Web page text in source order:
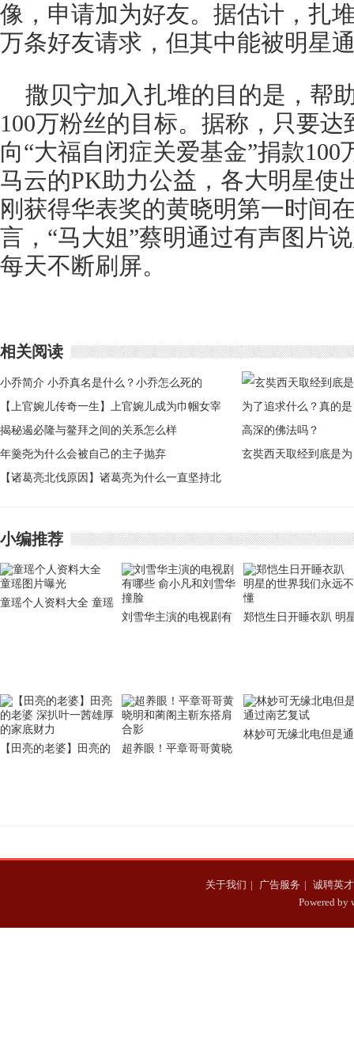
像，申请加为好友。据估计，扎
万条好友请求，但其中能被明星
撒贝宁加入扎堆的目的是，帮
100万粉丝的目标。据称，只要
向“大福自闭症关爱基金”捐款
马云的PK助力公益，各大明星使
刚获得华表奖的黄晓明第一时间
言，“马大姐”蔡明通过有声图片
每天不断刷屏。
相关阅读
小乔简介 小乔真名是什么？小乔怎么死的
【上官婉儿传奇一生】上官婉儿成为巾帼女宰
相传奇一生
揭秘遏必隆与鳌拜之间的关系怎么样
年羹尧为什么会被自己的主子抛弃
【诸葛亮北伐原因】诸葛亮为什么一直坚持北
玄奘西天取经到底是为
小编推荐
童瑶个人资料大全 童瑶
刘雪华主演的电视剧有
郑恺生日开睡衣趴 明
【田亮的老婆】田亮的
超养眼！平章哥哥黄晓
林妙可无缘北电但是通
关于我们 | 广告服务 | 诚聘英才
Powered by